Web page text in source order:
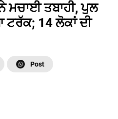
ਮਚਾਈ ਤਬਾਹੀ, ਪੁਲ
ਟਰੱਕ; 14 ਲੋਕਾਂ ਦੀ